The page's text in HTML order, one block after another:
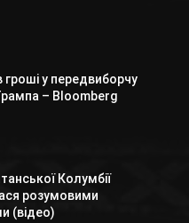
гроші у передвиборчу
– Bloomberg
Колумбії
розумовими
(відео)